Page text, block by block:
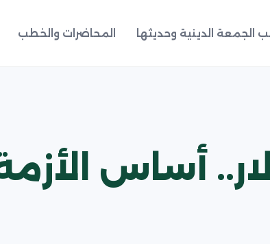
الجمعة الدينية وحديثها المحاضرات والخطب
أساس